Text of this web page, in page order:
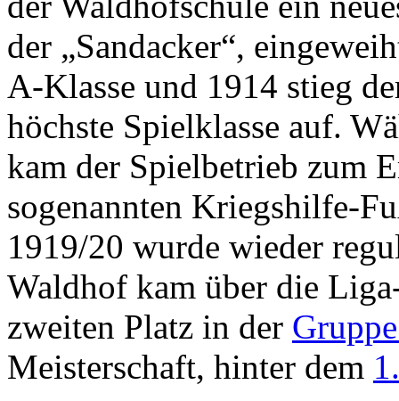
der „Sandacker“,
A-Klasse und 1914 stieg
höchste Spielklasse auf.
kam der Spielbetrieb zum
sogenannten Kriegshilfe-
1919/20 wurde wieder
Waldhof kam über die
zweiten Platz in der
Meisterschaft, hinter dem